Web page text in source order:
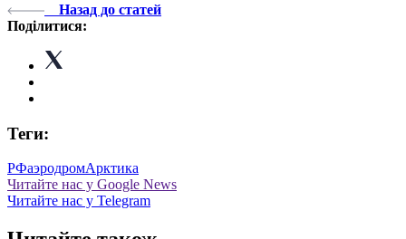
Назад до статей
Поділитися:
Теги:
РФаэродромАрктика
Читайте нас у Google News
Читайте нас у Telegram